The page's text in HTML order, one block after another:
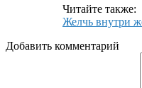
Читайте также:
Желчь внутри
Добавить комментарий